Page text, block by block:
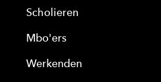
Scholieren
Mbo'ers
Werkenden